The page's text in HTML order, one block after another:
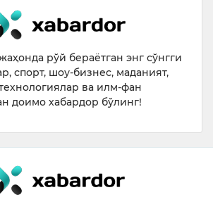
рўй бераётган энг сўнгги
спорт, шоу-бизнес, маданият,
ва илм-фан
доимо хабардор бўлинг!